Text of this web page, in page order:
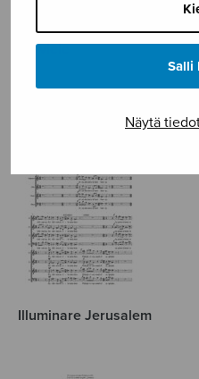
Salli
Näytä
für viele
Illuminare Jerusalem